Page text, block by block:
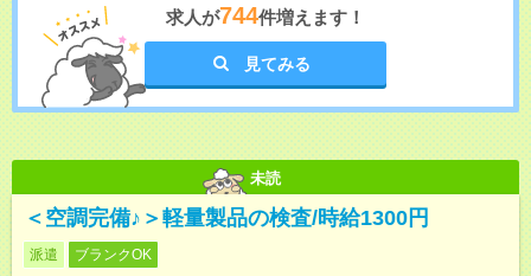
求人が744件増えます！
見てみる
未読
＜空調完備♪＞軽量製品の検査/時給1300円
派遣 ブランクOK